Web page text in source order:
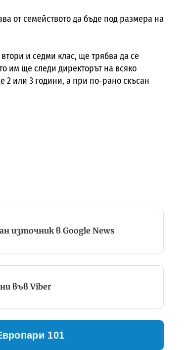
от семейството да бъде под размера на
и седми клас, ще трябва да се
им ще следи директорът на всяко
2 или 3 години, а при по-рано скъсан
източник в Google News
във Viber
101